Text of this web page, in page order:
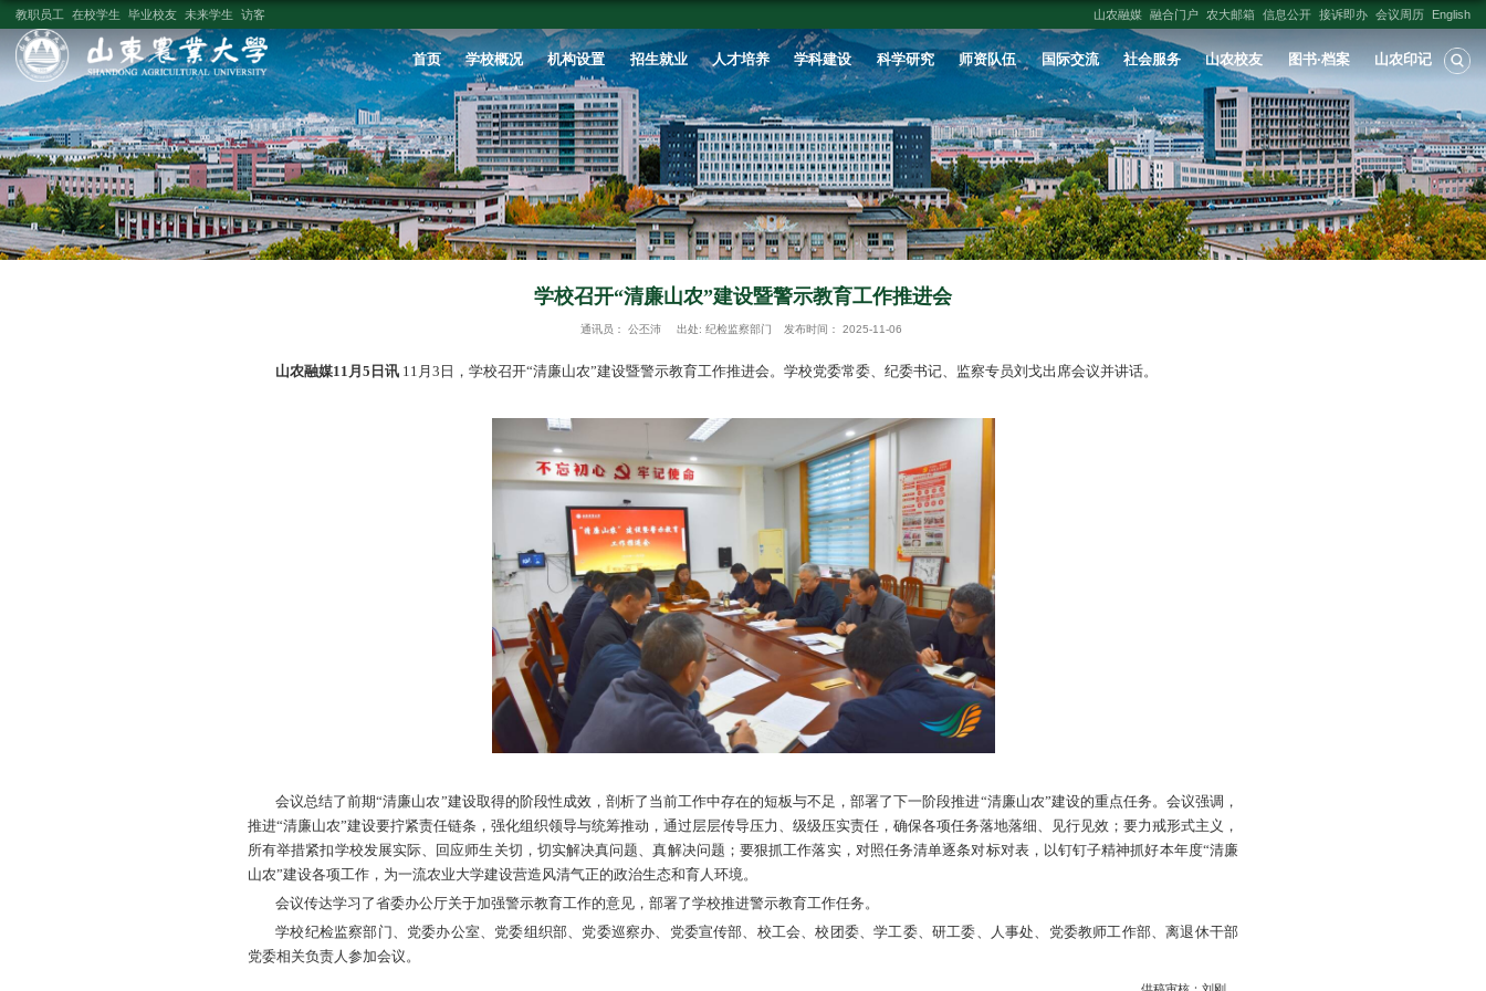
教职员工 在校学生 毕业校友 未来学生
首页 学校概况 机构设置 招生就业 人才培养 学科建设 科学研究
学校召开“清廉山农”建设暨警示教育工作推进会
通讯员： 公丕沛
山农融媒11月5日讯11月3日，学校召开“清廉山农”建设暨警示教育工作推进会。学校党委常委、纪委书记、监察专员刘